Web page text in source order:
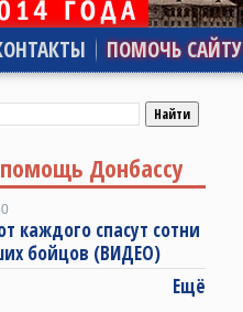
ПОМОЧЬ САЙТУ
Донбассу
каждого спасут сотни
бойцов (ВИДЕО)
Ещё